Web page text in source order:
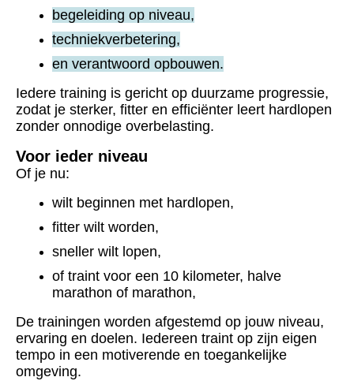
begeleiding op niveau,
techniekverbetering,
en verantwoord opbouwen.
Iedere training is gericht op duurzame progressie,
zodat je sterker, fitter en efficiënter leert hardlopen
zonder onnodige overbelasting.
Voor ieder niveau
Of je nu:
wilt beginnen met hardlopen,
fitter wilt worden,
sneller wilt lopen,
of traint voor een 10 kilometer, halve
marathon of marathon,
De trainingen worden afgestemd op jouw niveau,
ervaring en doelen. Iedereen traint op zijn eigen
tempo in een motiverende en toegankelijke
omgeving.